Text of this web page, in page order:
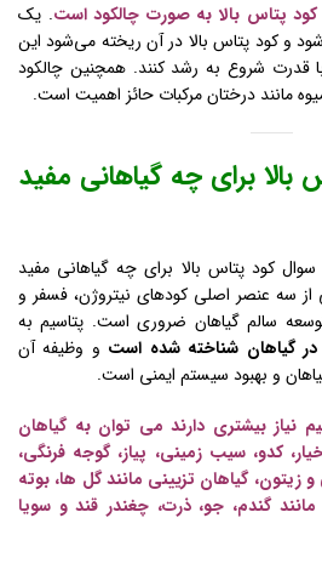
پتاس بالا به صورت چالکود است. یک
و کود پتاس بالا در آن ریخته می‌شود این
قدرت شروع به رشد کنند. همچنین چالکود
مانند درختان مرکبات حائز اهمیت است.
برای چه گیاهانی مفید
کود پتاس بالا برای چه گیاهانی مفید
سه عنصر اصلی کودهای نیتروژن، فسفر و
سالم گیاهان ضروری است. پتاسیم به
گیاهان شناخته شده است و وظیفه آن
و بهبود سیستم ایمنی است.
نیاز بیشتری دارند می توان به گیاهان
کدو، سیب زمینی، پیاز، گوجه فرنگی،
و زیتون، گیاهان تزیینی مانند گل ها، بوته
گندم، جو، ذرت، چغندر قند و سویا